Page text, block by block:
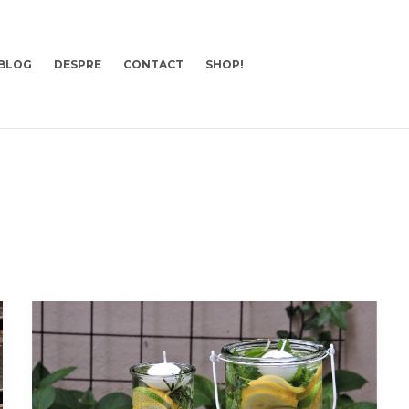
DESPRE CONTACT SHOP!